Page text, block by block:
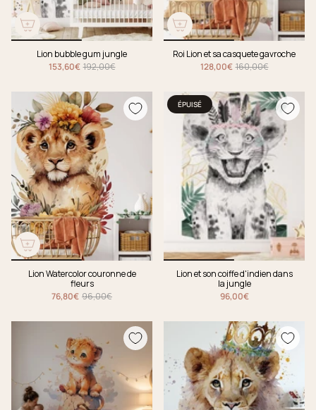
Lion bubble gum jungle
153,60€ 192,00€
Roi Lion et sa casquete gavroche
128,00€ 160,00€
Lion Watercolor couronne de
fleurs
76,80€ 96,00€
ÉPUISÉ
Lion et son coiffe d'indien dans
la jungle
96,00€